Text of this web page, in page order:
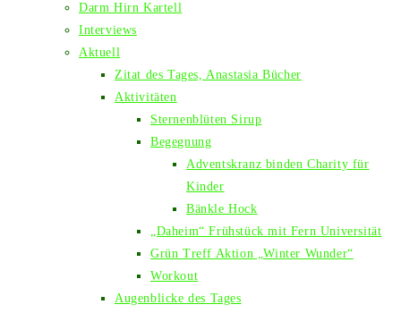
Darm Hirn Kartell
Interviews
Aktuell
Zitat des Tages, Anastasia Bücher
Aktivitäten
Sternenblüten Sirup
Begegnung
Adventskranz binden Charity für
Kinder
Bänkle Hock
„Daheim“ Frühstück mit Fern Universität
Grün Treff Aktion „Winter Wunder“
Workout
Augenblicke des Tages